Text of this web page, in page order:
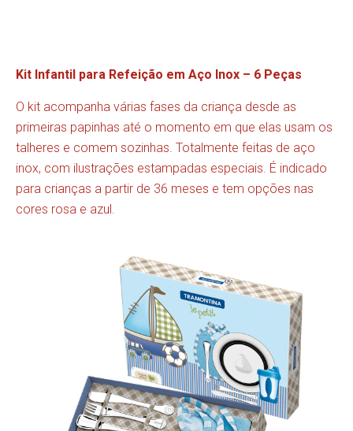
Kit Infantil para Refeição em Aço Inox – 6 Peças
O kit acompanha várias fases da criança desde as
primeiras papinhas até o momento em que elas usam os
talheres e comem sozinhas. Totalmente feitas de aço
inox, com ilustrações estampadas especiais. É indicado
para crianças a partir de 36 meses e tem opções nas
cores rosa e azul.